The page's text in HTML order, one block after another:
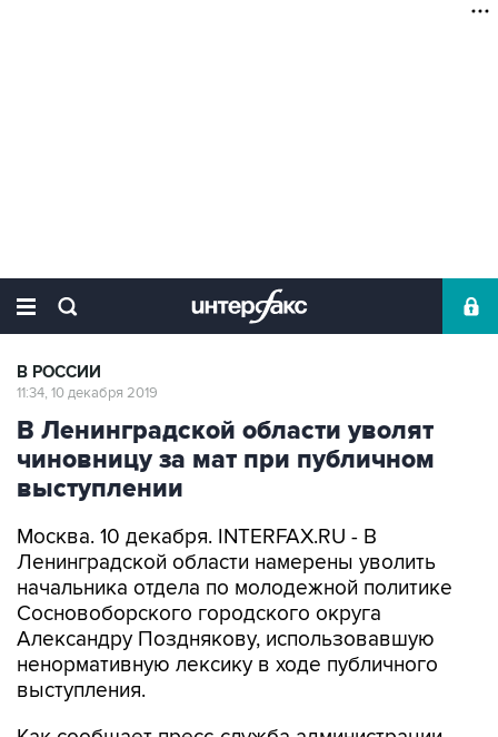
В РОССИИ
11:34, 10 декабря 2019
В Ленинградской области уволят
чиновницу за мат при публичном
выступлении
Москва. 10 декабря. INTERFAX.RU - В
Ленинградской области намерены уволить
начальника отдела по молодежной политике
Сосновоборского городского округа
Александру Позднякову, использовавшую
ненормативную лексику в ходе публичного
выступления.